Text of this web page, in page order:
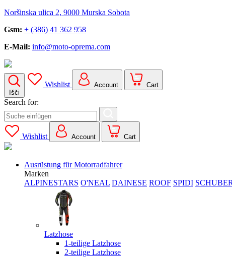
Noršinska ulica 2, 9000 Murska Sobota
Gsm: + (386) 41 362 958
E-Mail: info@moto-oprema.com
Išči
Wishlist Account Cart
Search for:
Wishlist Account Cart
Ausrüstung für Motorradfahrer
Marken
ALPINESTARS O'NEAL DAINESE ROOF SPIDI
Latzhose
1-teilige Latzhose
2-teilige Latzhose